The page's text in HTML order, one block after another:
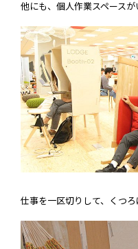
他にも、個人作業スペースが
仕事を一区切りして、くつろ